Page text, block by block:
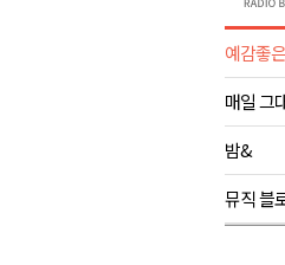
예감좋
매일 그
밤&
뮤직 블